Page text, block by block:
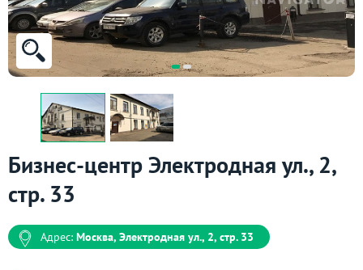
Бизнес-центр Электродная ул., 2,
стр. 33
Адрес: Москва, Электродная ул., 2, стр. 33